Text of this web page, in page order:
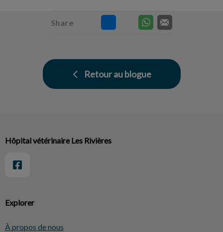
Share
Retour au blogue
Explorer
À propos de nous
Hôpital vétérinaire Les Rivières